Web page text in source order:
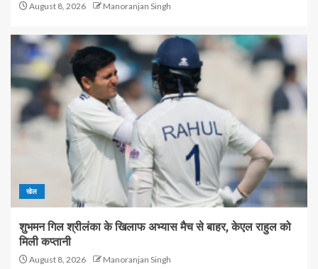
August 8, 2026 Manoranjan Singh
खेल
शुभमन गिल श्रीलंका के खिलाफ अभ्यास मैच से बाहर, केएल राहुल को
मिली कप्तानी
August 8, 2026 Manoranjan Singh